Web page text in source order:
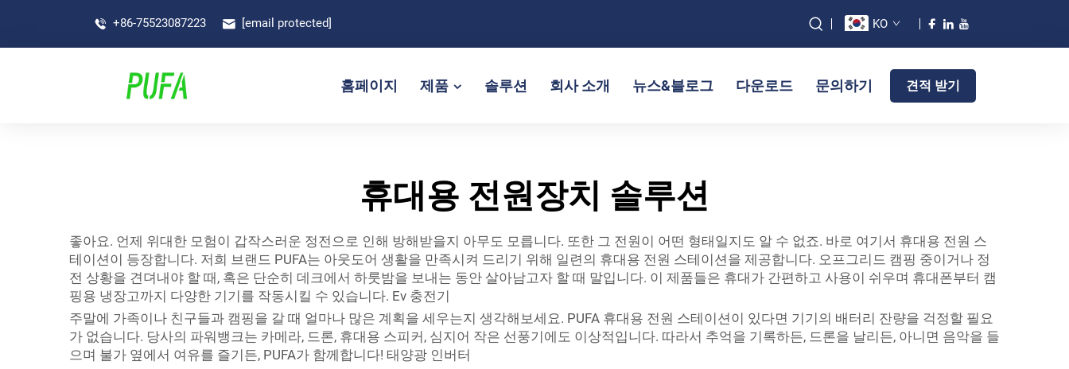
+86-75523087223 [email protected] KO
홈페이지 제품 솔루션 회사 소개 뉴스&블로그 다운로드 문의하기 견적 받기
휴대용 전원장치 솔루션
좋아요. 언제 위대한 모험이 갑작스러운 정전으로 인해 방해받을지 아무도 모릅니다. 또한 그 전원이 어떤 형태일지도 알 수 없죠. 바로 여기서 휴대용 전원 스
테이션이 등장합니다. 저희 브랜드 PUFA는 아웃도어 생활을 만족시켜 드리기 위해 일련의 휴대용 전원 스테이션을 제공합니다. 오프그리드 캠핑 중이거나 정
전 상황을 견뎌내야 할 때, 혹은 단순히 데크에서 하룻밤을 보내는 동안 살아남고자 할 때 말입니다. 이 제품들은 휴대가 간편하고 사용이 쉬우며 휴대폰부터 캠
핑용 냉장고까지 다양한 기기를 작동시킬 수 있습니다. Ev 충전기
주말에 가족이나 친구들과 캠핑을 갈 때 얼마나 많은 계획을 세우는지 생각해보세요. PUFA 휴대용 전원 스테이션이 있다면 기기의 배터리 잔량을 걱정할 필요
가 없습니다. 당사의 파워뱅크는 카메라, 드론, 휴대용 스피커, 심지어 작은 선풍기에도 이상적입니다. 따라서 추억을 기록하든, 드론을 날리든, 아니면 음악을 들
으며 불가 옆에서 여유를 즐기든, PUFA가 함께합니다! 태양광 인버터